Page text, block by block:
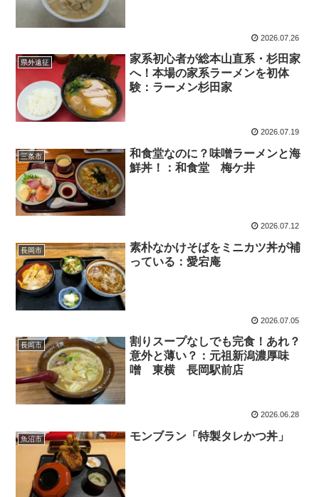
2026.07.26
県外遠征
家系初心者が総本山直系・杉田家
へ！本場の家系ラーメンを初体
験：ラーメン杉田家
2026.07.19
三条市
和食堂なのに？味噌ラーメンと海
鮮丼！：和食堂 梅ケ井
2026.07.12
長岡市
素朴なかけそばをミニカツ丼が補
っている：愛宕庵
2026.07.05
長岡市
割りスープなしでも完食！あれ？
意外と薄い？：元祖新潟濃厚味
噌 東横 長岡駅前店
2026.06.28
魚沼市 モンブラン「特製タレかつ丼」